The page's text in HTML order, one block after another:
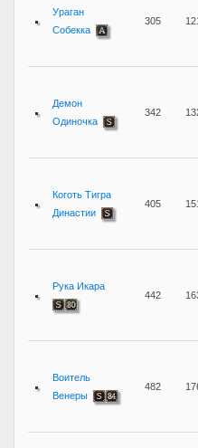
Ураган
Собекка
305
Демон
Одиночка
342
Коготь Тигра
Династии
405
Рука Икара
442
Воитель
Венеры
482